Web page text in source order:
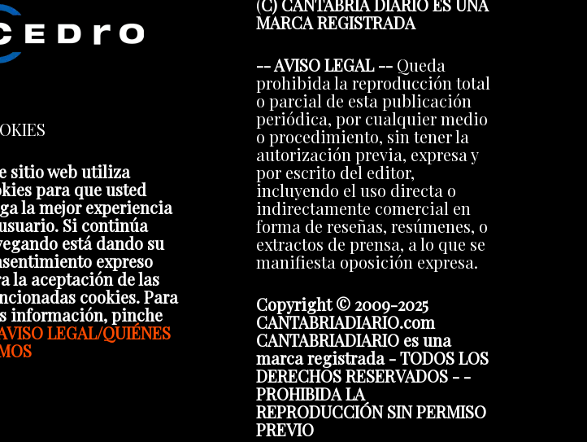
sitio web utiliza
para que usted
la mejor experiencia
Si continúa
está dando su
expreso
la aceptación de las
cookies. Para
información, pinche
LEGAL/QUIÉNES
(C) CANTABRIA DIARIO ES UNA
MARCA REGISTRADA
-- AVISO LEGAL -- Queda
prohibida la reproducción total
o parcial de esta publicación
periódica, por cualquier medio
o procedimiento, sin tener la
autorización previa, expresa y
por escrito del editor,
incluyendo el uso directa o
indirectamente comercial en
forma de reseñas, resúmenes, o
extractos de prensa, a lo que se
manifiesta oposición expresa.
Copyright © 2009-2025
CANTABRIADIARIO.com
CANTABRIADIARIO es una
marca registrada - TODOS LOS
DERECHOS RESERVADOS - -
PROHIBIDA LA
REPRODUCCIÓN SIN PERMISO
PREVIO